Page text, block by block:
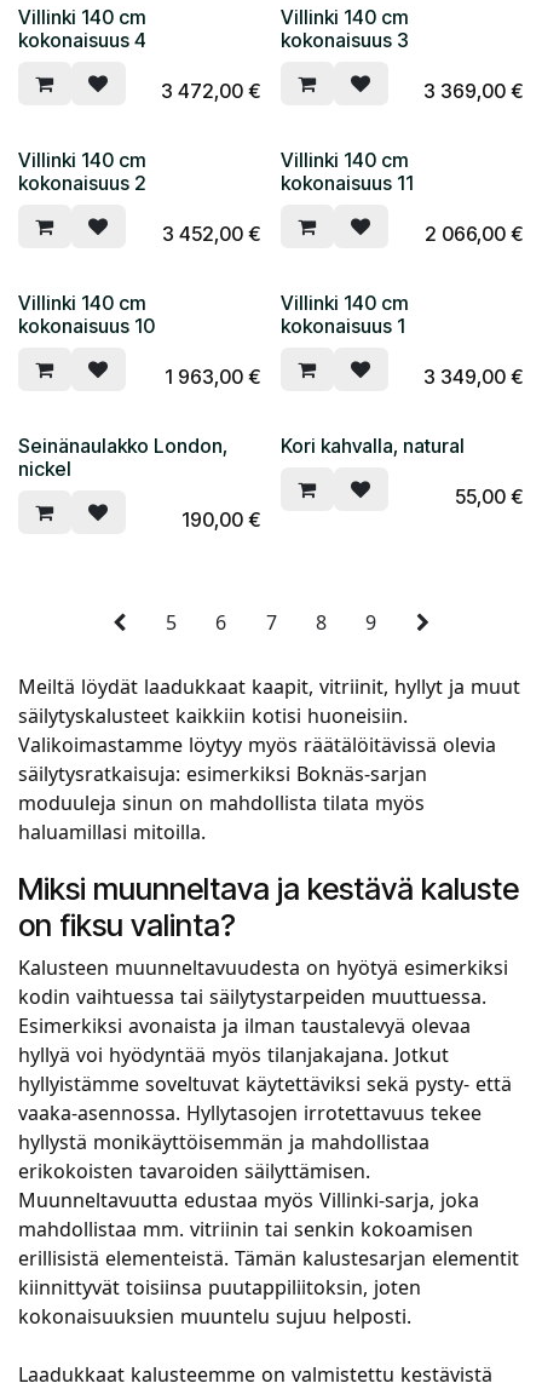
Villinki 140 cm
kokonaisuus 4
3 472,00€
Villinki 140 cm
kokonaisuus 3
3 369,00€
Villinki 140 cm
kokonaisuus 2
3 452,00€
Villinki 140 cm
kokonaisuus 11
2 066,00€
Villinki 140 cm
kokonaisuus 10
1 963,00€
Villinki 140 cm
kokonaisuus 1
3 349,00€
Seinänaulakko London,
nickel
190,00€
Kori kahvalla, natural
55,00€
5 6 7 8 9
Meiltä löydät laadukkaat kaapit, vitriinit, hyllyt ja muut
säilytyskalusteet kaikkiin kotisi huoneisiin.
Valikoimastamme löytyy myös räätälöitävissä olevia
säilytysratkaisuja: esimerkiksi Boknäs-sarjan
moduuleja sinun on mahdollista tilata myös
haluamillasi mitoilla.
Miksi muunneltava ja kestävä kaluste
on fiksu valinta?
Kalusteen muunneltavuudesta on hyötyä esimerkiksi
kodin vaihtuessa tai säilytystarpeiden muuttuessa.
Esimerkiksi avonaista ja ilman taustalevyä olevaa
hyllyä voi hyödyntää myös tilanjakajana. Jotkut
hyllyistämme soveltuvat käytettäviksi sekä pysty- että
vaaka-asennossa. Hyllytasojen irrotettavuus tekee
hyllystä monikäyttöisemmän ja mahdollistaa
erikokoisten tavaroiden säilyttämisen.
Muunneltavuutta edustaa myös Villinki-sarja, joka
mahdollistaa mm. vitriinin tai senkin kokoamisen
erillisistä elementeistä. Tämän kalustesarjan elementit
kiinnittyvät toisiinsa puutappiliitoksin, joten
kokonaisuuksien muuntelu sujuu helposti.
Laadukkaat kalusteemme on valmistettu kestävistä